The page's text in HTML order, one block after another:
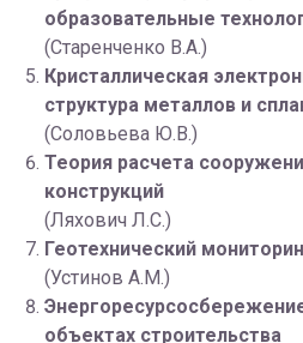
образовательные
(Старенченко В.А.)
Кристаллическая
структура металлов и
(Соловьева Ю.В.)
Теория расчета
конструкций
(Ляхович Л.С.)
Геотехнический
(Устинов А.М.)
объектах строительства